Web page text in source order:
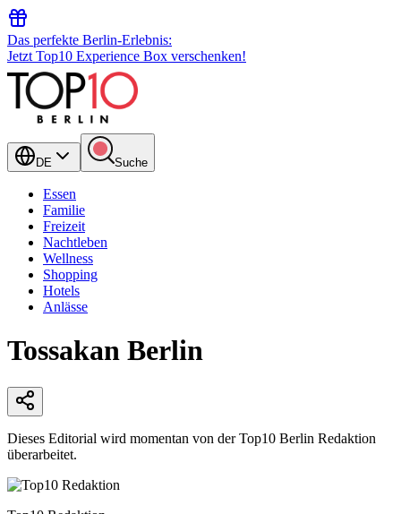
Das perfekte Berlin-Erlebnis:
Jetzt Top10 Experience Box verschenken!
DE Suche
Essen
Familie
Freizeit
Nachtleben
Wellness
Shopping
Hotels
Anlässe
Tossakan Berlin
Dieses Editorial wird momentan von der Top10 Berlin Redaktion
überarbeitet.